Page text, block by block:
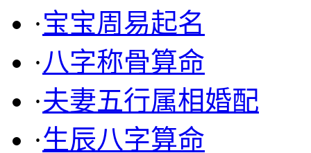
·宝宝周易起名
·八字称骨算命
·夫妻五行属相婚配
·生辰八字算命